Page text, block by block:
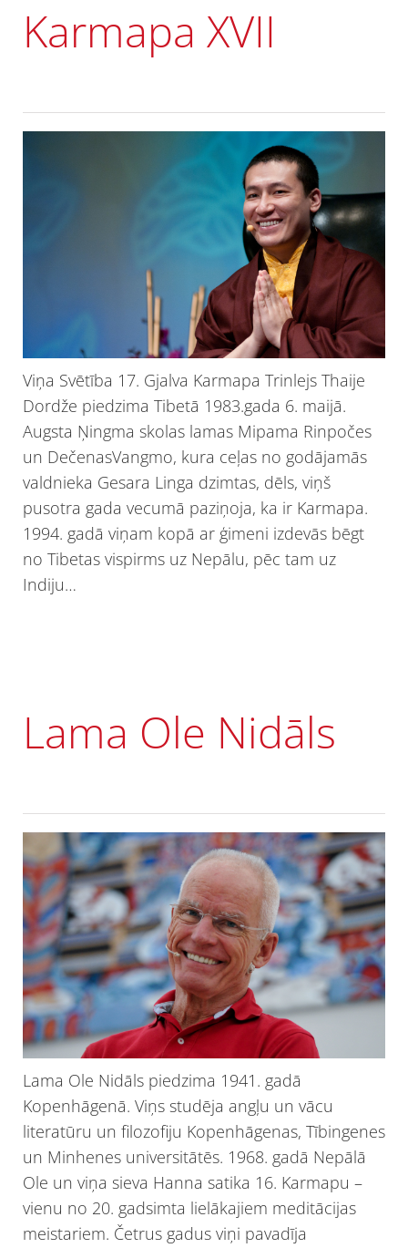
Karmapa ХVII
Viņa Svētība 17. Gjalva Karmapa Trinlejs Thaije
Dordže piedzima Tibetā 1983.gada 6. maijā.
Augsta Ņingma skolas lamas Mipama Rinpočes
un DečenasVangmo, kura ceļas no godājamās
valdnieka Gesara Linga dzimtas, dēls, viņš
pusotra gada vecumā paziņoja, ka ir Karmapa.
1994. gadā viņam kopā ar ģimeni izdevās bēgt
no Tibetas vispirms uz Nepālu, pēc tam uz
Indiju…
Lama Ole Nidāls
Lama Ole Nidāls piedzima 1941. gadā
Kopenhāgenā. Viņs studēja angļu un vācu
literatūru un filozofiju Kopenhāgenas, Tībingenes
un Minhenes universitātēs. 1968. gadā Nepālā
Ole un viņa sieva Hanna satika 16. Karmapu –
vienu no 20. gadsimta lielākajiem meditācijas
meistariem. Četrus gadus viņi pavadīja